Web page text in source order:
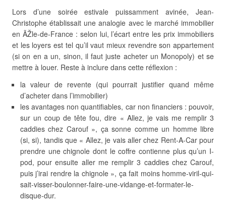
Lors d’une soirée estivale puissamment avinée, Jean-
Christophe établissait une analogie avec le marché immobilier
en ÃŽle-de-France : selon lui, l’écart entre les prix immobiliers
et les loyers est tel qu’il vaut mieux revendre son appartement
(si on en a un, sinon, il faut juste acheter un Monopoly) et se
mettre à louer. Reste à inclure dans cette réflexion :
la valeur de revente (qui pourrait justifier quand même
d’acheter dans l’immobilier)
les avantages non quantifiables, car non financiers : pouvoir,
sur un coup de tête fou, dire « Allez, je vais me remplir 3
caddies chez Carouf », ça sonne comme un homme libre
(si, si), tandis que « Allez, je vais aller chez Rent-A-Car pour
prendre une chignole dont le coffre contienne plus qu’un I-
pod, pour ensuite aller me remplir 3 caddies chez Carouf,
puis j’irai rendre la chignole », ça fait moins homme-viril-qui-
sait-visser-boulonner-faire-une-vidange-et-formater-le-
disque-dur.